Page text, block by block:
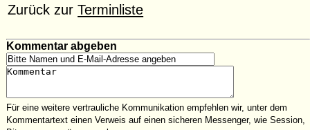
Zurück zurTerminliste
Kommentar abgeben
Für eine weitere vertrauliche Kommunikation empfehlen wir, unter dem
Kommentartext einen Verweis auf einen sicheren Messenger, wie Session,